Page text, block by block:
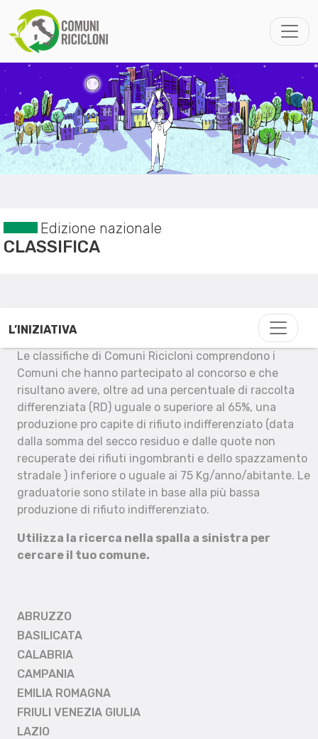
Edizione nazionale
CLASSIFICA
L’INIZIATIVA
Le classifiche di Comuni Ricicloni comprendono i
Comuni che hanno partecipato al concorso e che
risultano avere, oltre ad una percentuale di raccolta
differenziata (RD) uguale o superiore al 65%, una
produzione pro capite di rifiuto indifferenziato (data
dalla somma del secco residuo e dalle quote non
recuperate dei rifiuti ingombranti e dello spazzamento
stradale ) inferiore o uguale ai 75 Kg/anno/abitante. Le
graduatorie sono stilate in base alla più bassa
produzione di rifiuto indifferenziato.
Utilizza la ricerca nella spalla a sinistra per
cercare il tuo comune.
ABRUZZO
BASILICATA
CALABRIA
CAMPANIA
EMILIA ROMAGNA
FRIULI VENEZIA GIULIA
LAZIO